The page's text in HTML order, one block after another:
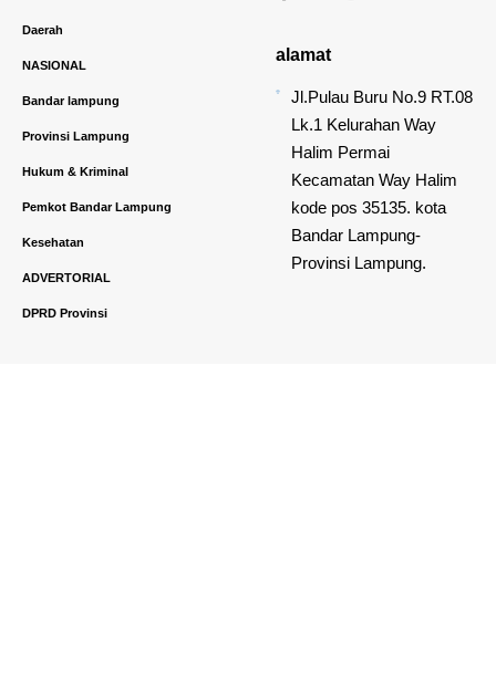
Daerah
NASIONAL
Bandar lampung
Provinsi Lampung
Hukum & Kriminal
Pemkot Bandar Lampung
Kesehatan
ADVERTORIAL
DPRD Provinsi
alamat
Jl.Pulau Buru No.9 RT.08
Lk.1 Kelurahan Way
Halim Permai
Kecamatan Way Halim
kode pos 35135. kota
Bandar Lampung-
Provinsi Lampung.